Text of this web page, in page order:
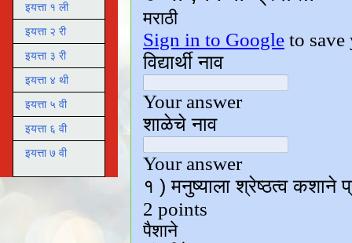
इयत्ता १ ली
इयत्ता २ री
इयत्ता ३ री
इयत्ता ४ थी
इयत्ता ५ वी
इयत्ता ६ वी
इयत्ता ७ वी